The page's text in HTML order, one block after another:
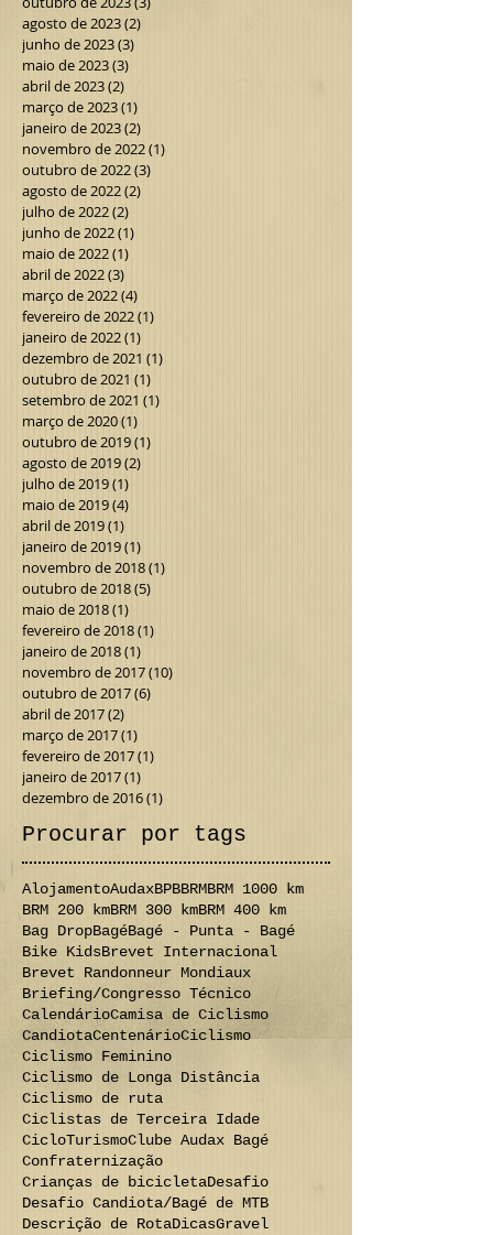
agosto de 2023(2)
junho de 2023(3)
maio de 2023(3)
abril de 2023(2)
março de 2023(1)
janeiro de 2023(2)
novembro de 2022(1)
outubro de 2022(3)
agosto de 2022(2)
julho de 2022(2)
junho de 2022(1)
maio de 2022(1)
abril de 2022(3)
março de 2022(4)
fevereiro de 2022(1)
janeiro de 2022(1)
dezembro de 2021 (1)
outubro de 2021 (1)
setembro de 2021 (1)
março de 2020(1)
outubro de 2019(1)
agosto de 2019(2)
julho de 2019(1)
maio de 2019(4)
abril de 2019(1)
janeiro de 2019(1)
novembro de 2018(1)
outubro de 2018(5)
maio de 2018(1)
fevereiro de 2018(1)
janeiro de 2018(1)
novembro de 2017(10)
outubro de 2017(6)
abril de 2017(2)
março de 2017(1)
fevereiro de 2017(1)
janeiro de 2017(1)
dezembro de 2016(1)
Procurar por tags
AlojamentoAudaxBPBBRMBRM 1000 km
BRM 200 kmBRM 300 kmBRM 400 km
Bag DropBagéBagé - Punta - Bagé
Bike KidsBrevet Internacional
Brevet Randonneur Mondiaux
Briefing/Congresso Técnico
CalendárioCamisa de Ciclismo
CandiotaCentenárioCiclismo
Ciclismo Feminino
Ciclismo de Longa Distância
Ciclismo de ruta
Ciclistas de Terceira Idade
CicloTurismoClube Audax Bagé
Confraternização
Crianças de bicicletaDesafio
Desafio Candiota/Bagé de MTB
Descrição de RotaDicasGravel